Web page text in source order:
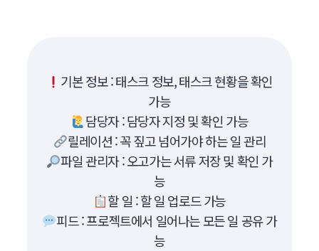
기본 정보 : 태스크 정보, 태스크 현황을 확인
가능
담당자 : 담당자 지정 및 확인 가능
릴레이션 : 꼭 짚고 넘어가야 하는 일 관리
파일 관리자 : 오고가는 서류 저장 및 확인 가
능
할 일 : 할 일 업로드 가능
피드 : 프로젝트에서 일어나는 모든 일 공유 가
능